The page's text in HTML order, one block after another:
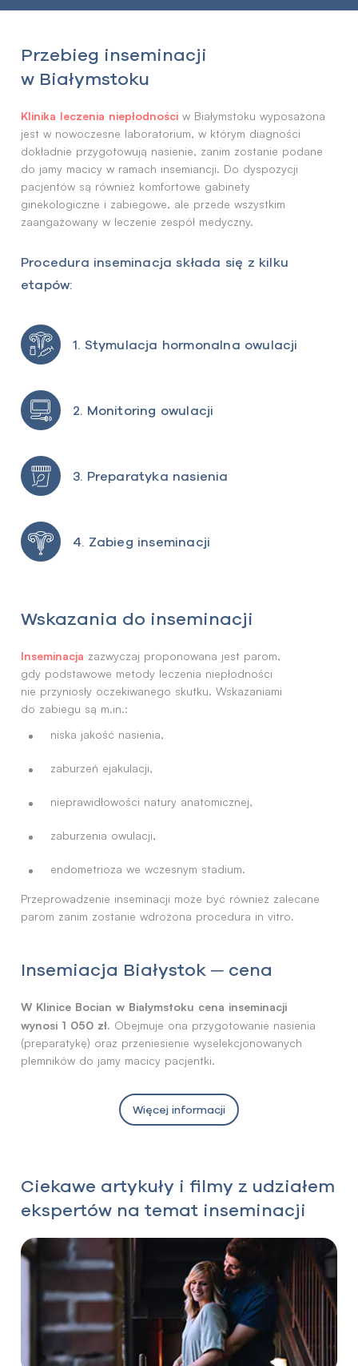
Przebieg inseminacji
w Białymstoku
Klinika leczenia niepłodności w Białymstoku wyposażona
jest w nowoczesne laboratorium, w którym diagności
dokładnie przygotowują nasienie, zanim zostanie podane
do jamy macicy w ramach insemiancji. Do dyspozycji
pacjentów są również komfortowe gabinety
ginekologiczne i zabiegowe, ale przede wszystkim
zaangażowany w leczenie zespół medyczny.
Procedura inseminacja składa się z kilku
etapów:
1. Stymulacja hormonalna owulacji
2. Monitoring owulacji
3. Preparatyka nasienia
4. Zabieg inseminacji
Wskazania do inseminacji
Inseminacja zazwyczaj proponowana jest parom,
gdy podstawowe metody leczenia niepłodności
nie przyniosły oczekiwanego skutku. Wskazaniami
do zabiegu są m.in.:
niska jakość nasienia,
zaburzeń ejakulacji,
nieprawidłowości natury anatomicznej,
zaburzenia owulacji,
endometrioza we wczesnym stadium.
Przeprowadzenie inseminacji może być również zalecane
parom zanim zostanie wdrożona procedura in vitro.
Insemiacja Białystok ─ cena
W Klinice Bocian w Białymstoku cena inseminacji
wynosi 1 050 zł. Obejmuje ona przygotowanie nasienia
(preparatykę) oraz przeniesienie wyselekcjonowanych
plemników do jamy macicy pacjentki.
Więcej informacji
Ciekawe artykuły i filmy z udziałem
ekspertów na temat inseminacji